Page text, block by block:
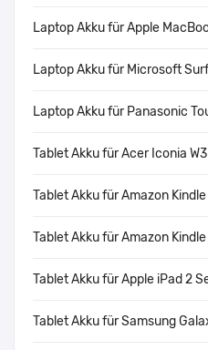
Laptop Akku für Apple
Laptop Akku für Microsoft
Laptop Akku für Panasonic
Tablet Akku für Acer Iconia
Tablet Akku für Amazon
Tablet Akku für Amazon
Tablet Akku für Apple iPad 2
Tablet Akku für Samsung